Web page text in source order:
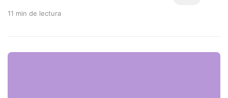
11 min de lectura